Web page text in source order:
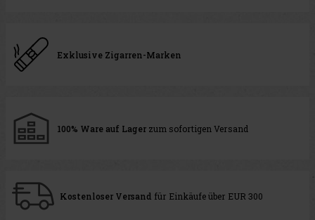
Exklusive Zigarren-Marken
100% Ware auf Lager zum sofortigen Versand
Kostenloser Versand für Einkäufe über EUR 300